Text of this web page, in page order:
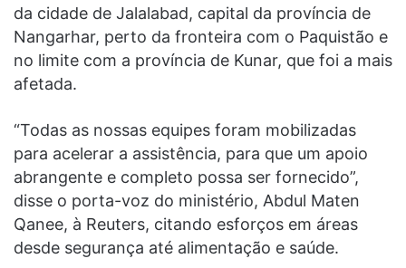
da cidade de Jalalabad, capital da província de
Nangarhar, perto da fronteira com o Paquistão e
no limite com a província de Kunar, que foi a mais
afetada.
“Todas as nossas equipes foram mobilizadas
para acelerar a assistência, para que um apoio
abrangente e completo possa ser fornecido”,
disse o porta-voz do ministério, Abdul Maten
Qanee, à Reuters, citando esforços em áreas
desde segurança até alimentação e saúde.